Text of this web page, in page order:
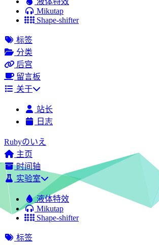
Mikutap
Shape-shifter
标签
分类
后宫
留言板
关于
站长
日志
Rubyのいえ
主页
时间轴
实验室
液体特效
Mikutap
Shape-shifter
标签